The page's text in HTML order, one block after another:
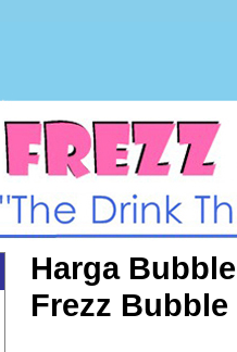
Harga
Frezz Bubble